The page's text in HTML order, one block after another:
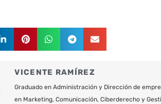
VICENTE RAMÍREZ
Graduado en Administración y Dirección de
en Marketing, Comunicación, Ciberderecho y